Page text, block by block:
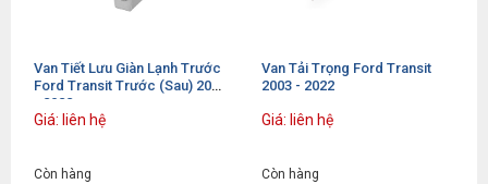
Van Tiết Lưu Giàn Lạnh Trước
Ford Transit Trước (Sau) 2003
- 2022
Giá: liên hệ
Còn hàng
Van Tải Trọng Ford Transit
2003 - 2022
Giá: liên hệ
Còn hàng